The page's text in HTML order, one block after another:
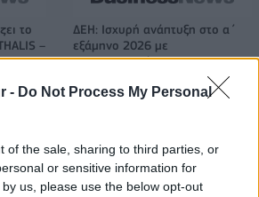
- Do Not Process My Personal
of the sale, sharing to third parties, or
or sensitive information for
us, please use the below opt-out
το
–
τη
ΔΕΗ: Ισχυρή ανάπτυξη στο α΄
εξάμηνο 2026 με
προσαρμοσμένο EBITDA στα 1,2
αναδιαμορφώνει την αγορά leasing